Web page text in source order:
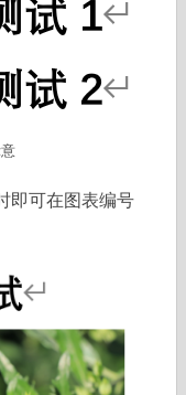
即可在图表编号